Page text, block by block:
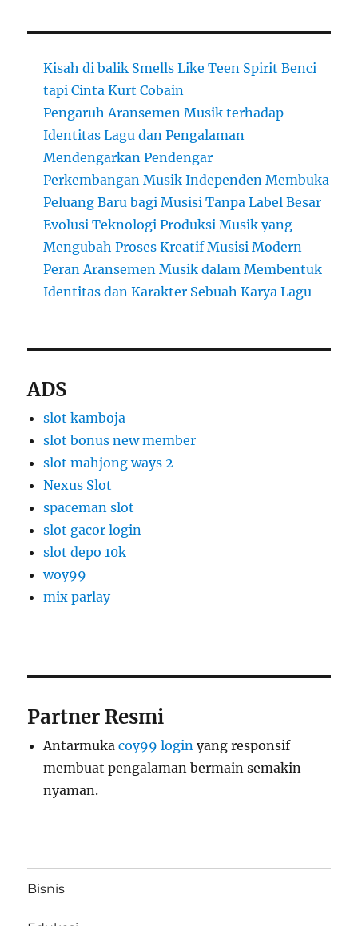
Kisah di balik Smells Like Teen Spirit Benci
tapi Cinta Kurt Cobain
Pengaruh Aransemen Musik terhadap
Identitas Lagu dan Pengalaman
Mendengarkan Pendengar
Perkembangan Musik Independen Membuka
Peluang Baru bagi Musisi Tanpa Label Besar
Evolusi Teknologi Produksi Musik yang
Mengubah Proses Kreatif Musisi Modern
Peran Aransemen Musik dalam Membentuk
Identitas dan Karakter Sebuah Karya Lagu
ADS
slot kamboja
slot bonus new member
slot mahjong ways 2
Nexus Slot
spaceman slot
slot gacor login
slot depo 10k
woy99
mix parlay
Partner Resmi
Antarmukacoy99 login yang responsif
membuat pengalaman bermain semakin
nyaman.
Bisnis